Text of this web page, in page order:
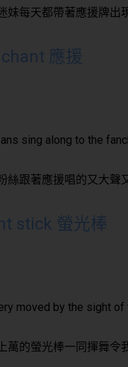
妹每天都帶著應援牌出
應援
sing along to the
絲跟著應援唱的又大聲
stick 螢光棒
moved by the sight
萬的螢光棒一同揮舞令